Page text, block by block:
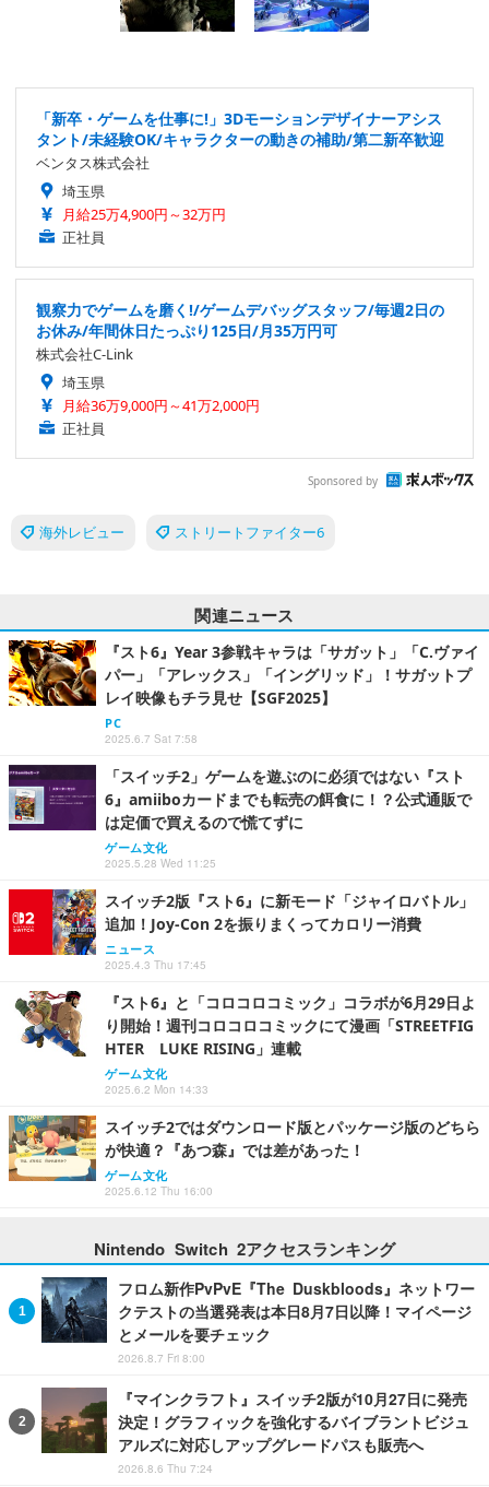
「新卒・ゲームを仕事に!」3Dモーションデザイナーアシス
タント/未経験OK/キャラクターの動きの補助/第二新卒歓迎
ベンタス株式会社
埼玉県
月給25万4,900円～32万円
正社員
観察力でゲームを磨く!/ゲームデバッグスタッフ/毎週2日の
お休み/年間休日たっぷり125日/月35万円可
株式会社C-Link
埼玉県
月給36万9,000円～41万2,000円
正社員
Sponsored by
海外レビュー ストリートファイター6
関連ニュース
『スト6』Year 3参戦キャラは「サガット」「C.ヴァイ
パー」「アレックス」「イングリッド」！サガットプ
レイ映像もチラ見せ【SGF2025】
PC
2025.6.7 Sat 7:58
「スイッチ2」ゲームを遊ぶのに必須ではない『スト
6』amiiboカードまでも転売の餌食に！？公式通販で
は定価で買えるので慌てずに
ゲーム文化
2025.5.28 Wed 11:25
スイッチ2版『スト6』に新モード「ジャイロバトル」
追加！Joy-Con 2を振りまくってカロリー消費
ニュース
2025.4.3 Thu 17:45
『スト6』と「コロコロコミック」コラボが6月29日よ
り開始！週刊コロコロコミックにて漫画「STREETFIG
HTER LUKE RISING」連載
ゲーム文化
2025.6.2 Mon 14:33
スイッチ2ではダウンロード版とパッケージ版のどちら
が快適？『あつ森』では差があった！
ゲーム文化
2025.6.12 Thu 16:00
Nintendo Switch 2アクセスランキング
フロム新作PvPvE『The Duskbloods』ネットワー
クテストの当選発表は本日8月7日以降！マイページ
とメールを要チェック
2026.8.7 Fri 8:00
『マインクラフト』スイッチ2版が10月27日に発売
決定！グラフィックを強化するバイブラントビジュ
アルズに対応しアップグレードパスも販売へ
2026.8.6 Thu 7:24